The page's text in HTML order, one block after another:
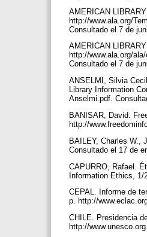
AMERICAN
http://www.ala.org/
Consultado el 7 de
AMERICAN
http://www.ala.org/
Consultado el 7 de
ANSELMI, Silvia
Library Information
Anselmi.pdf.
BANISAR, David.
http://
BAILEY, Charles W.,
Consultado el 17 de
CAPURRO, Rafael.
Information Ethics, 1/
CEPAL. Informe de
p. http://
CHILE. Presidencia
http://